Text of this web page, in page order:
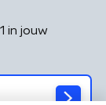
in jouw